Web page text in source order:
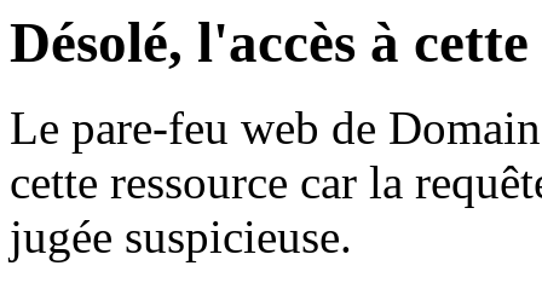
Désolé, l'accès à
Le pare-feu web de
cette ressource car la
jugée suspicieuse.